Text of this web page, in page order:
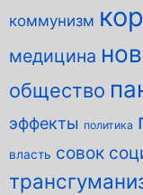
коммунизм
медицина
общество
эффекты политика
власть совок